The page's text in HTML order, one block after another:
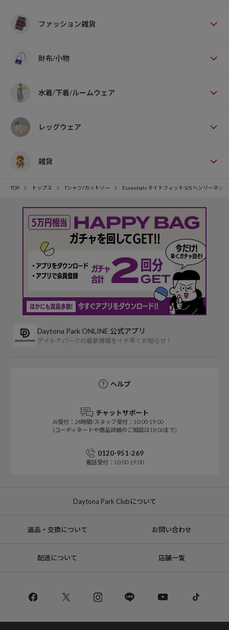
ファッション雑貨
財布/小物
水着/下着/ルームウェア
レッグウェア
雑貨
TOP トップス Tシャツ/カットソー Essentials タイトフィット S/S ヘンリーネッ
Daytona Park ONLINE 公式アプリ
デイトナパークの最新情報をイチ早くお知らせ！
ヘルプ
チャットサポート
AI受付：24時間/スタッフ受付：10:00-19:00
(コーディネートや商品詳細のご相談は18:00まで)
0120-951-269
電話受付：10:00-19:00
Daytona Park Clubについて
返品・交換について お問い合わせ
配送について 店舗一覧